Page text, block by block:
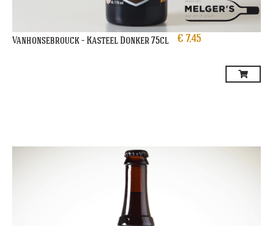
Vanhonsebrouck – Kasteel Donker 75cl € 7,45